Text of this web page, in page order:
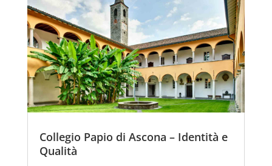
Collegio Papio di Ascona – Identità e
Qualità